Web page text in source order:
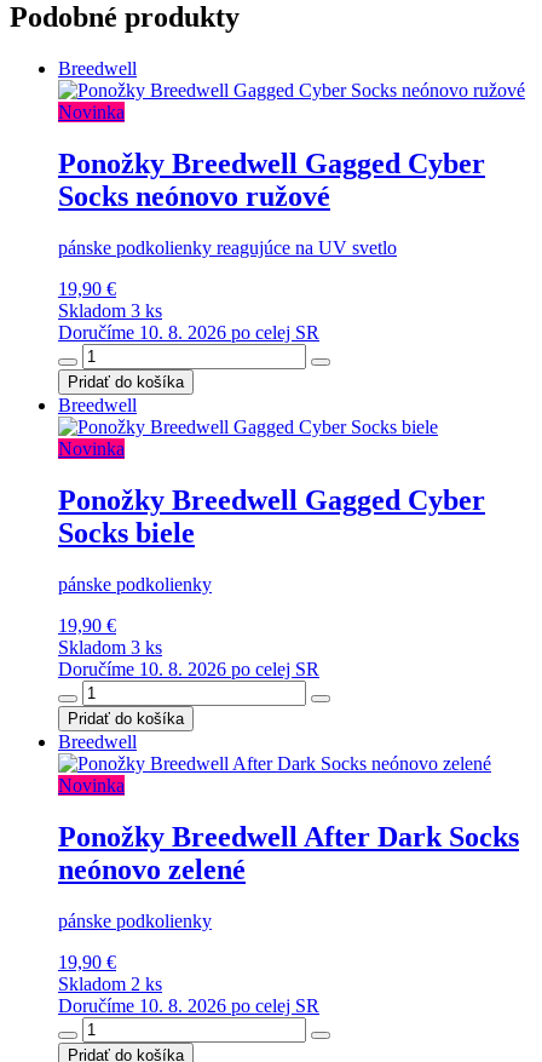
Podobné produkty
Breedwell
Novinka
Ponožky Breedwell Gagged Cyber
Socks neónovo ružové
pánske podkolienky reagujúce na UV svetlo
19,90 €
Skladom 3 ks
Doručíme 10. 8. 2026 po celej SR
Pridať do košíka
Breedwell
Novinka
Ponožky Breedwell Gagged Cyber
Socks biele
pánske podkolienky
19,90 €
Skladom 3 ks
Doručíme 10. 8. 2026 po celej SR
Pridať do košíka
Breedwell
Novinka
Ponožky Breedwell After Dark Socks
neónovo zelené
pánske podkolienky
19,90 €
Skladom 2 ks
Doručíme 10. 8. 2026 po celej SR
Pridať do košíka